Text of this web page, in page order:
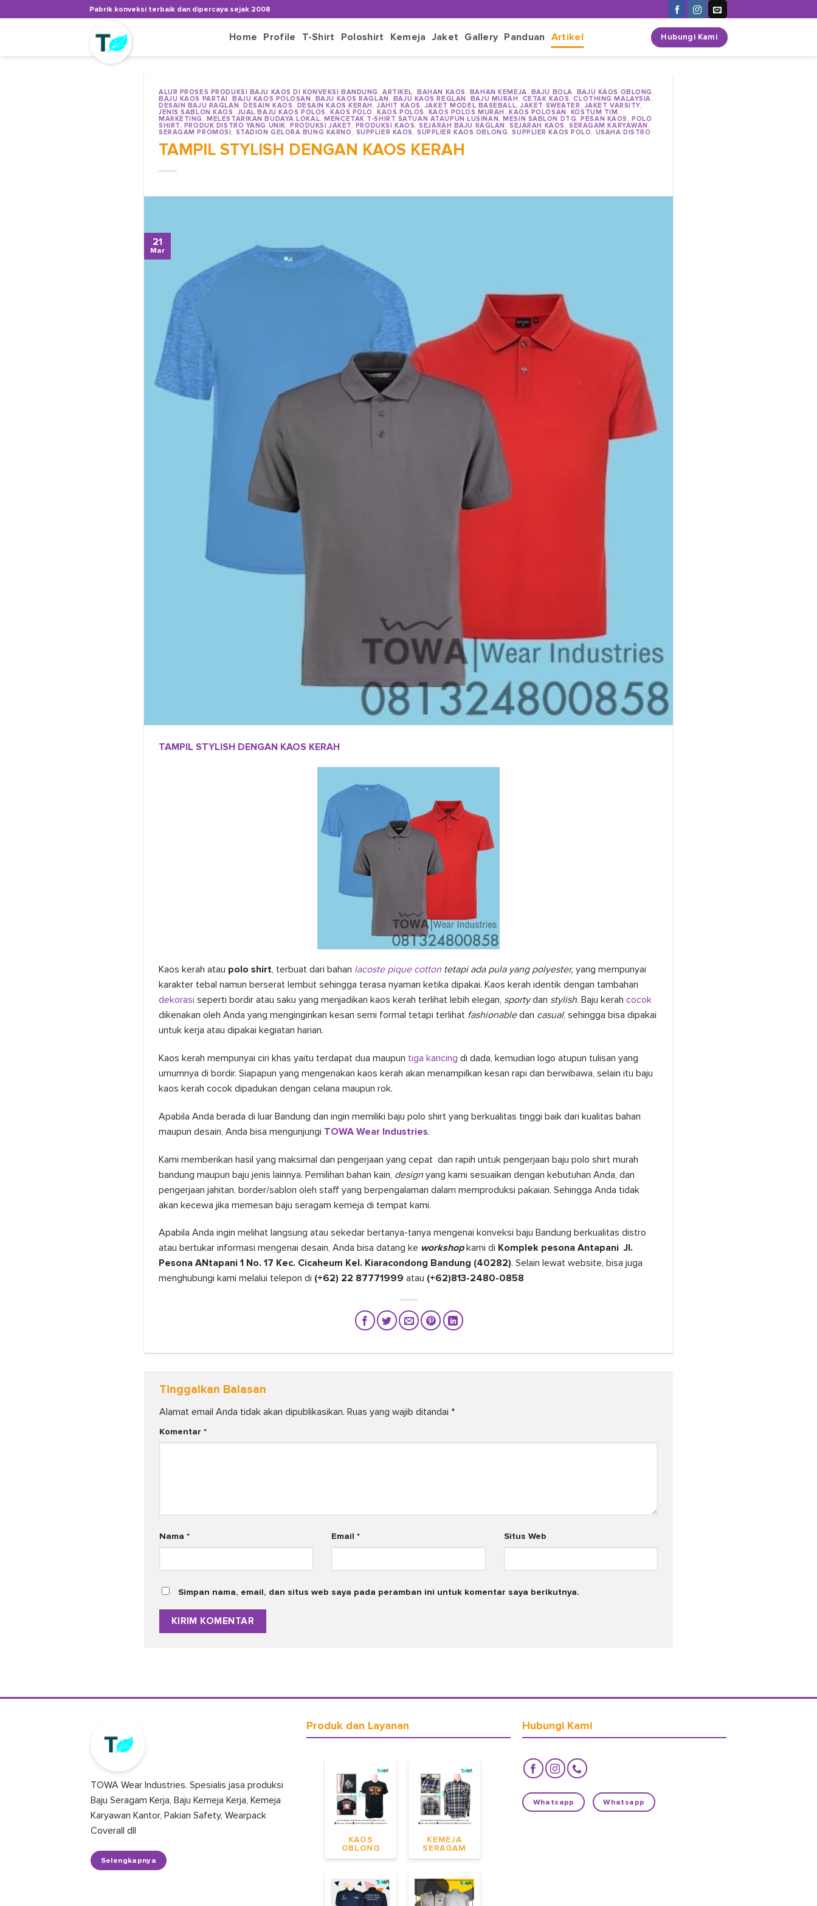
to
Pabrik konveksi terbaik dan dipercaya sejak 2008
Home Profile T-Shirt Poloshirt Kemeja Jaket Gallery Panduan Artikel Hubungi Kami
ALUR PROSES PRODUKSI BAJU KAOS DI KONVEKSI BANDUNG,ARTIKEL,BAHAN KAOS, BAHAN KEMEJA, BAJU BOLA, BAJU KAOS OBLONG,
BAJU KAOS PARTAI,BAJU KAOS POLOSAN, BAJU KAOS RAGLAN, BAJU KAOS REGLAN, BAJU MURAH, CETAK KAOS,CLOTHING MALAYSIA,
DESAIN BAJU RAGLAN,DESAIN KAOS, DESAIN KAOS KERAH,JAHIT KAOS, JAKET MODEL BASEBALL,JAKET SWEATER, JAKET VARSITY,
JENIS SABLON KAOS, JUAL BAJU KAOS POLOS, KAOS POLO,KAOS POLOS, KAOS POLOS MURAH, KAOS POLOSAN, KOSTUM TIM,
MARKETING,MELESTARIKAN BUDAYA LOKAL,MENCETAK T-SHIRT SATUAN ATAUPUN LUSINAN,MESIN SABLON DTG,PESAN KAOS,POLO
SHIRT, PRODUK DISTRO YANG UNIK, PRODUKSI JAKET, PRODUKSI KAOS,SEJARAH BAJU RAGLAN,SEJARAH KAOS, SERAGAM KARYAWAN,
SERAGAM PROMOSI, STADION GELORA BUNG KARNO, SUPPLIER KAOS,SUPPLIER KAOS OBLONG,SUPPLIER KAOS POLO, USAHA DISTRO
TAMPIL STYLISH DENGAN KAOS KERAH
21
Mar
TAMPIL STYLISH DENGAN KAOS KERAH
Kaos kerah atau polo shirt, terbuat dari bahan lacoste pique cotton tetapi ada pula yang polyester, yang mempunyai
karakter tebal namun berserat lembut sehingga terasa nyaman ketika dipakai. Kaos kerah identik dengan tambahan
dekorasi seperti bordir atau saku yang menjadikan kaos kerah terlihat lebih elegan, sportydan stylish. Baju kerah cocok
dikenakan oleh Anda yang menginginkan kesan semi formal tetapi terlihat fashionabledan casual, sehingga bisa dipakai
untuk kerja atau dipakai kegiatan harian.
Kaos kerah mempunyai ciri khas yaitu terdapat dua maupun tiga kancing di dada, kemudian logo atupun tulisan yang
umumnya di bordir. Siapapun yang mengenakan kaos kerah akan menampilkan kesan rapi dan berwibawa, selain itu baju
kaos kerah cocok dipadukan dengan celana maupun rok.
Apabila Anda berada di luar Bandung dan ingin memiliki baju polo shirt yang berkualitas tinggi baik dari kualitas bahan
maupun desain, Anda bisa mengunjungi TOWA Wear Industries.
Kami memberikan hasil yang maksimal dan pengerjaan yang cepat dan rapih untuk pengerjaan baju polo shirt murah
bandung maupun baju jenis lainnya. Pemilihan bahan kain, design yang kami sesuaikan dengan kebutuhan Anda, dan
pengerjaan jahitan, border/sablon oleh staff yang berpengalaman dalam memproduksi pakaian. Sehingga Anda tidak
akan kecewa jika memesan baju seragam kemeja di tempat kami.
Apabila Anda ingin melihat langsung atau sekedar bertanya-tanya mengenai konveksi baju Bandung berkualitas distro
atau bertukar informasi mengenai desain, Anda bisa datang ke workshopkami di Komplek pesona Antapani Jl.
Pesona ANtapani 1 No. 17 Kec. Cicaheum Kel. Kiaracondong Bandung (40282). Selain lewat website, bisa juga
menghubungi kami melalui telepon di (+62) 22 87771999 atau (+62)813-2480-0858
Tinggalkan Balasan
Alamat email Anda tidak akan dipublikasikan. Ruas yang wajib ditandai *
Komentar *
Nama * Email* Situs Web
Simpan nama, email, dan situs web saya pada peramban ini untuk komentar saya berikutnya.
TOWA Wear Industries. Spesialis jasa produksi
Baju Seragam Kerja, Baju Kemeja Kerja, Kemeja
Karyawan Kantor, Pakian Safety, Wearpack
Coverall dll
Selengkapnya
Produk dan Layanan
KAOS
OBLONG
KEMEJA
SERAGAM
Hubungi Kami
Whatsapp Whatsapp